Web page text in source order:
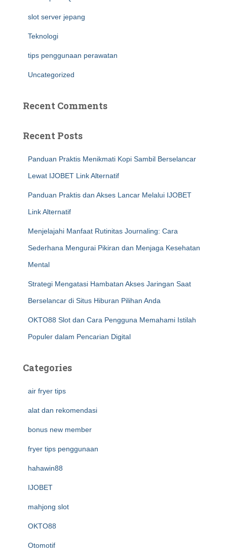
slot server jepang
Teknologi
tips penggunaan perawatan
Uncategorized
Recent Comments
Recent Posts
Panduan Praktis Menikmati Kopi Sambil Berselancar
Lewat IJOBET Link Alternatif
Panduan Praktis dan Akses Lancar Melalui IJOBET
Link Alternatif
Menjelajahi Manfaat Rutinitas Journaling: Cara
Sederhana Mengurai Pikiran dan Menjaga Kesehatan
Mental
Strategi Mengatasi Hambatan Akses Jaringan Saat
Berselancar di Situs Hiburan Pilihan Anda
OKTO88 Slot dan Cara Pengguna Memahami Istilah
Populer dalam Pencarian Digital
Categories
air fryer tips
alat dan rekomendasi
bonus new member
fryer tips penggunaan
hahawin88
IJOBET
mahjong slot
OKTO88
Otomotif